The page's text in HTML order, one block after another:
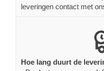
leveringen contact met
Hoe lang duurt de